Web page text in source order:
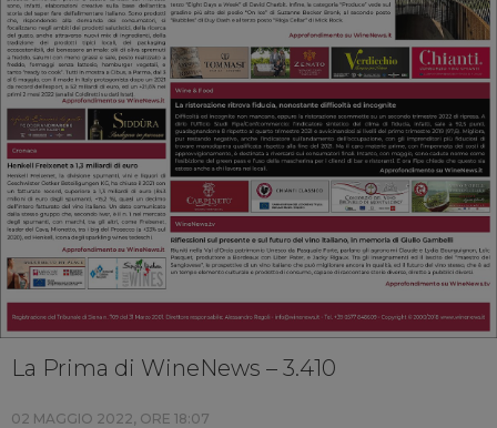
La Prima di WineNews – 3.410
02 MAGGIO 2022, ORE 18:07